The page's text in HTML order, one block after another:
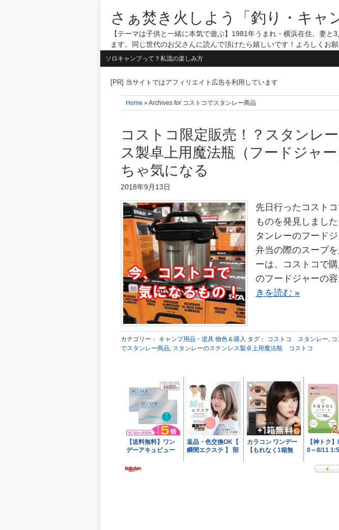
さぁ焚き火しよう「釣り・キャ
【テーマは子供と一緒に本気で遊ぶ】1981年うまれ・横浜在住。妻
ます。同じ世代のお父さんに読んで頂けたら嬉しいです！よろしくお願
ソロキャンプって？私流の楽しみ方
[PR] 当サイトではアフィリエイト広告を利用しています
Home » Archives for コストコでスタンレー商品
コストコ限定販売！？スタンレ
ス製卓上用魔法瓶（フードジャ
ちゃ気になる
2018年9月13日
先日行ったコスト
ものを発見しまし
タンレーのフード
弁当の際のスープ
ーは、コストコで
のフードジャーの
きを読む »
カテゴリー： キャンプ用品・道具 物色＆購入 タグ： コストコ スタンレー,
でスタンレー商品, スタンレーのステンレス製卓上用魔法瓶 コストコ